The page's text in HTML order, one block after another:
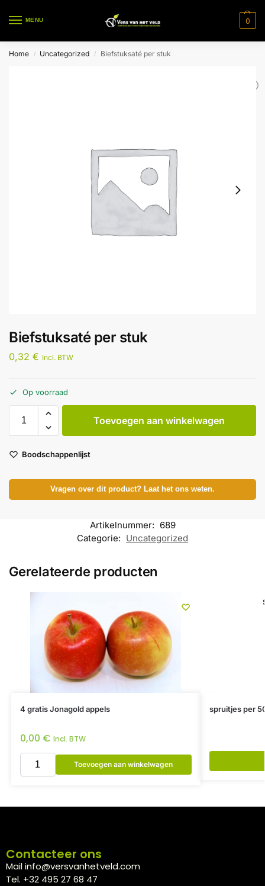
MENU 0
Home / Uncategorized / Biefstuksaté per stuk
Biefstuksaté per stuk
0,32 € Incl. BTW
Op voorraad
Toevoegen aan winkelwagen
Boodschappenlijst
Vragen over dit product? Laat het ons weten.
Artikelnummer: 689
Categorie: Uncategorized
Gerelateerde producten
4 gratis Jonagold appels
0,00 € Incl. BTW
Toevoegen aan winkelwagen
spruitjes per
Contacteer ons
Mail info@versvanhetveld.com
Tel. +32 495 27 68 47